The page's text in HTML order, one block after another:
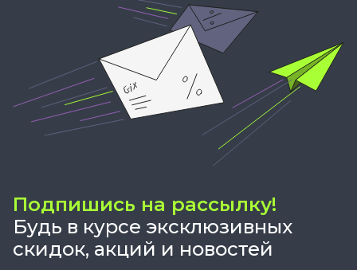
Подпишись на рассылку!
Будь в курсе эксклюзивных
скидок, акций и новостей